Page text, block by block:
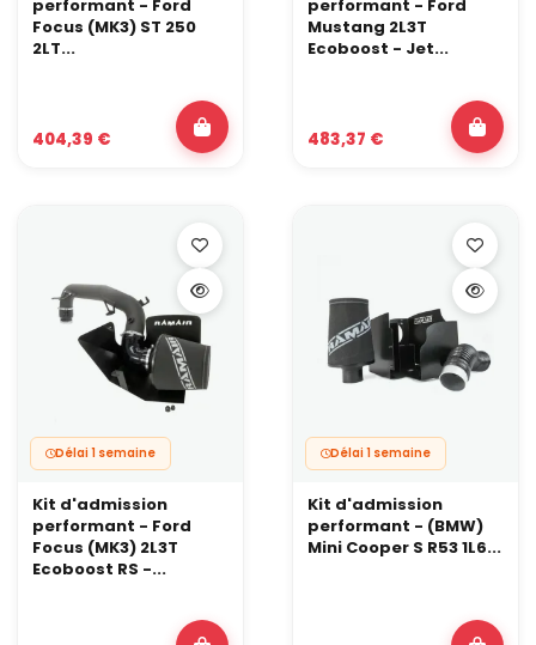
performant - Ford
Focus (MK3) ST 250
2LT...
404,39 €
performant - Ford
Mustang 2L3T
Ecoboost - Jet...
483,37 €
Délai 1 semaine
Kit d'admission
performant - Ford
Focus (MK3) 2L3T
Ecoboost RS -...
Délai 1 semaine
Kit d'admission
performant - (BMW)
Mini Cooper S R53 1L6...